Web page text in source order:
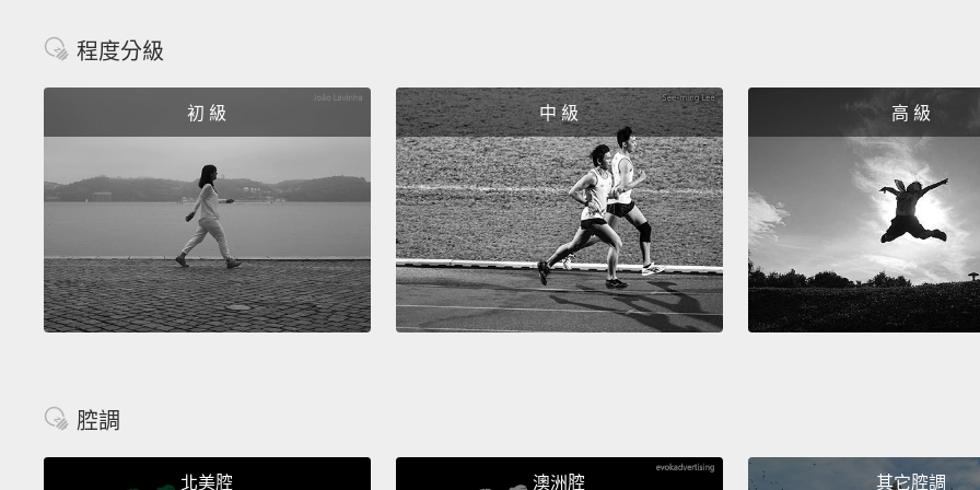
程度分級
初 級 中 級 高 級
腔調
北美腔 澳洲腔 其它腔調